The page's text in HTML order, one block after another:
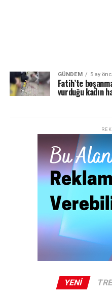
GÜNDEM 5 ay
Fatih’te
vurduğu kadın
YENI